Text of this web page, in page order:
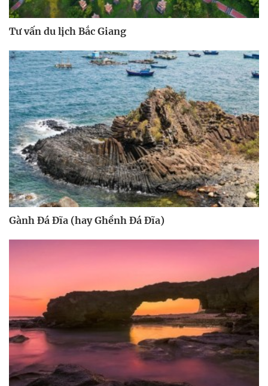
Tư vấn du lịch Bắc Giang
Gành Đá Đĩa (hay Ghềnh Đá Đĩa)